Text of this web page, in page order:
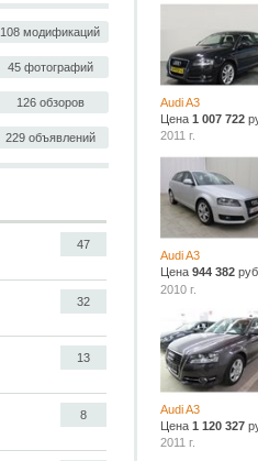
108 модификаций
45 фотографий
126 обзоров
229 объявлений
47
32
13
8
Audi A3
Цена1 007 722
2011 г.
Audi A3
Цена944 382
2010 г.
Audi A3
Цена1 120 327
2011 г.